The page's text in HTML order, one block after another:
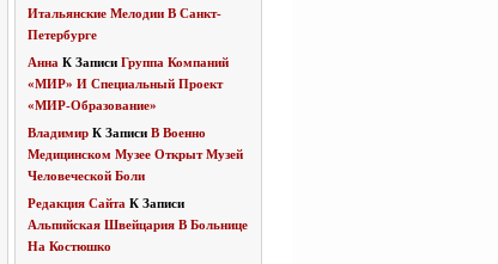
Итальянские Мелодии В Санкт-
Петербурге
Анна К Записи Группа Компаний
«МИР» И Специальный Проект
«МИР-Образование»
ВладимирК Записи В Военно
Медицинском Музее Открыт Музей
Человеческой Боли
Редакция Сайта К Записи
Альпийская Швейцария В Больнице
На Костюшко